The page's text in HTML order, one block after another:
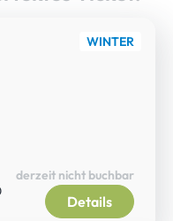
WINTER
Details
derzeit nicht buchbar